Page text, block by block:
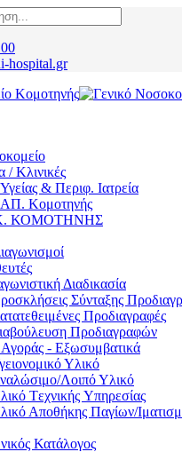
hospital.gr
/ Κλινικές
& Περιφ. Ιατρεία
Κομοτηνής
ΚΟΜΟΤΗΝΗΣ
Διαδικασία
Σύνταξης
Προδιαγραφές
Προδιαγραφών
- Εξωσυμβατικά
Υλικό
Λοιπό Υλικό
Tεχνικής Yπηρεσίας
Αποθήκης Παγίων/
Κατάλογος